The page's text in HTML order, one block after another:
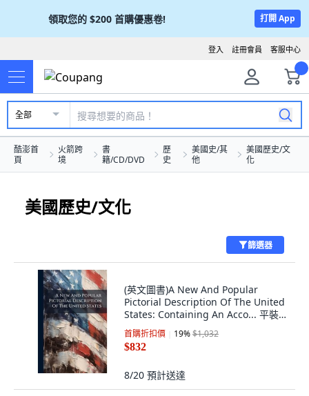
領取您的 $200 首購優惠卷! 打開 App
客服中心
註冊會員
登入
全部
酷澎首
頁
火箭跨
境
書
籍/CD/DVD
歷
史
美國史/其
他
美國歷史/文
化
美國歷史/文化
篩選器
(英文圖書)A New And Popular
Pictorial Description Of The United
States: Containing An Acco... 平裝
版, Nabu Press, English, Paperback
首購折扣價 19%$1,032
$832
8/20 預計送達